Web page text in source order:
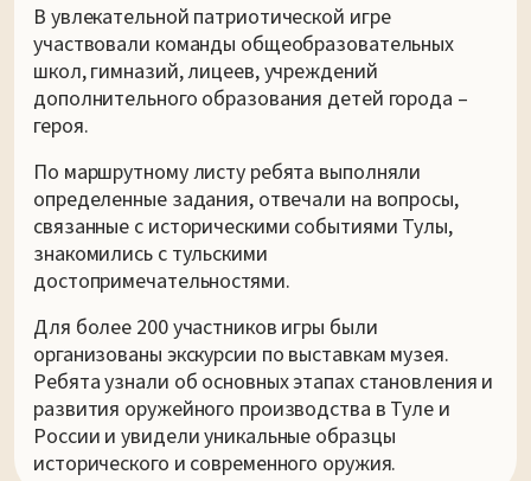
В увлекательной патриотической игре
участвовали команды общеобразовательных
школ, гимназий, лицеев, учреждений
дополнительного образования детей города –
героя.
По маршрутному листу ребята выполняли
определенные задания, отвечали на вопросы,
связанные с историческими событиями Тулы,
знакомились с тульскими
достопримечательностями.
Для более 200 участников игры были
организованы экскурсии по выставкам музея.
Ребята узнали об основных этапах становления и
развития оружейного производства в Туле и
России и увидели уникальные образцы
исторического и современного оружия.